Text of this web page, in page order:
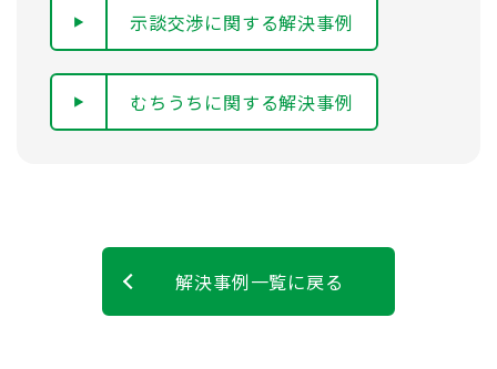
示談交渉に関する解決事例
むちうちに関する解決事例
解決事例一覧に戻る